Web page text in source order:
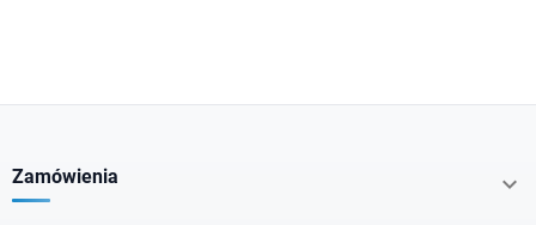
Zamówienia 